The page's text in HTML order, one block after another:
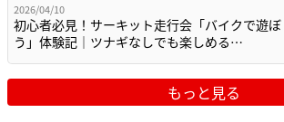
2026/04/10
初心者必見！サーキット走行会「バイクで遊ぼ
う」体験記｜ツナギなしでも楽しめる…
もっと見る